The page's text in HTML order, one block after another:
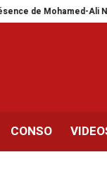
Ali Nahdi
CONSO